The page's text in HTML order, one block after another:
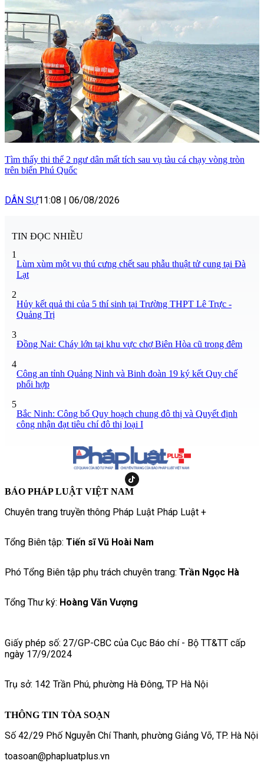
Tìm thấy thi thể 2 ngư dân mất tích sau vụ tàu cá chạy vòng tròn
trên biển Phú Quốc
DÂN SỰ11:08 06/08/2026
TIN ĐỌC NHIỀU
1
Lùm xùm một vụ thú cưng chết sau phẫu thuật tử cung tại Đà
Lạt
2
Hủy kết quả thi của 5 thí sinh tại Trường THPT Lê Trực -
Quảng Trị
3
Đồng Nai: Cháy lớn tại khu vực chợ Biên Hòa cũ trong đêm
4
Công an tỉnh Quảng Ninh và Binh đoàn 19 ký kết Quy chế
phối hợp
5
Bắc Ninh: Công bố Quy hoạch chung đô thị và Quyết định
công nhận đạt tiêu chí đô thị loại I
BÁO PHÁP LUẬT VIỆT NAM
Chuyên trang truyền thông Pháp Luật Pháp Luật +
Tổng Biên tập: Tiến sĩ Vũ Hoài Nam
Phó Tổng Biên tập phụ trách chuyên trang: Trần Ngọc Hà
Tổng Thư ký: Hoàng Văn Vượng
Giấy phép số: 27/GP-CBC của Cục Báo chí - Bộ TT&TT cấp
ngày 17/9/2024
Trụ sở: 142 Trần Phú, phường Hà Đông, TP Hà Nội
THÔNG TIN TÒA SOẠN
Số 42/29 Phố Nguyễn Chí Thanh, phường Giảng Võ, TP. Hà Nội
toasoan@phapluatplus.vn